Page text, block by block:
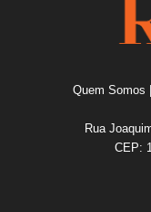
Quem Somos
Rua
CEP: